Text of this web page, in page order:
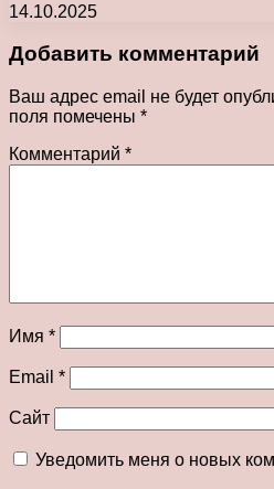
14.10.2025
Добавить комментарий
Ваш адрес email не будет
поля помечены *
Комментарий *
Имя *
Email *
Сайт
Уведомить меня о новых